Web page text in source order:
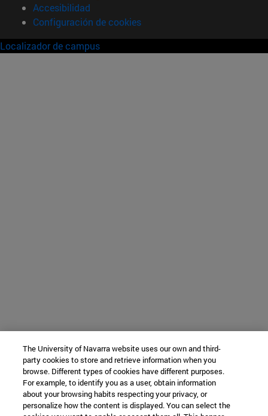
Accesibilidad
Configuración de cookies
Localizador de campus
The University of Navarra website uses our own and third-
party cookies to store and retrieve information when you
browse. Different types of cookies have different purposes.
For example, to identify you as a user, obtain information
about your browsing habits respecting your privacy, or
personalize how the content is displayed. You can select the